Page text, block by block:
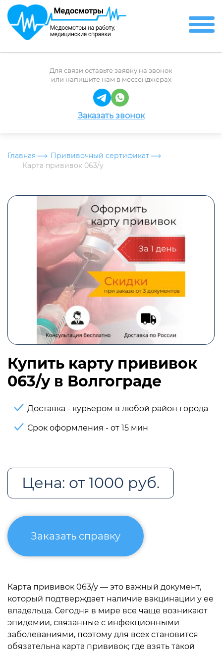
Для связи оставьте заявку на звонок
или напишите нам в мессенджерах
Заказать звонок
Главная
Прививочный сертификат
Карта прививок 063/у
Купить карту прививок
063/у в Волгограде
Доставка - курьером в любой район города
Срок оформления - от 15 мин
Цена: от 1000 руб.
Заказать справку
Карта прививок 063/у — это важный документ,
который подтверждает наличие вакцинации у ее
владельца. Сегодня в мире все чаще возникают
эпидемии, связанные с инфекционными
заболеваниями, поэтому для всех становится
обязательна карта прививок; где взять такой